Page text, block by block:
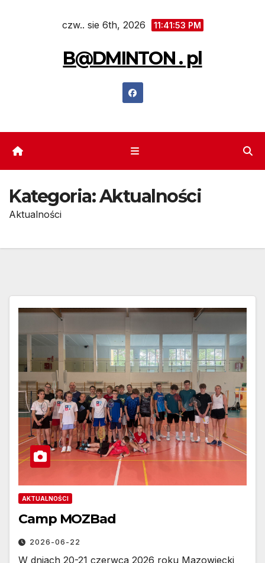
czw.. sie 6th, 2026 11:41:54 PM
B@DMINTON . pl
Kategoria:Aktualności
Aktualności
AKTUALNOŚCI
Camp MOZBad
2026-06-22
W dniach 20-21 czerwca 2026 roku Mazowiecki